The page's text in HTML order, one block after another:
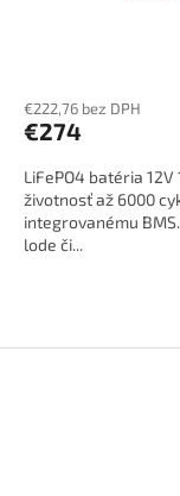
€222,76 bez DPH
€274
LiFePO4 batéria
životnosť až 6000
integrovanému
lode či...